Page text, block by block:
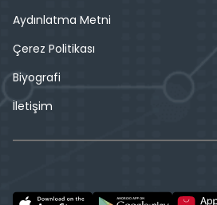
Aydınlatma Metni
Çerez Politikası
Biyografi
İletişim